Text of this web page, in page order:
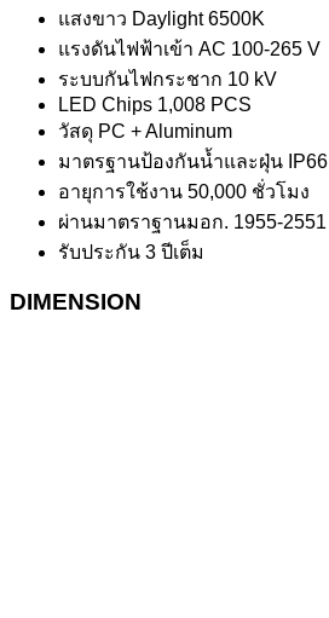
แสงขาว Daylight 6500K
แรงดันไฟฟ้าเข้า AC 100-265 V
ระบบกันไฟกระชาก 10 kV
LED Chips 1,008 PCS
วัสดุ PC + Aluminum
มาตรฐานป้องกันน้ำและฝุ่น IP66
อายุการใช้งาน 50,000 ชั่วโมง
ผ่านมาตราฐานมอก. 1955-2551
รับประกัน 3 ปีเต็ม
DIMENSION